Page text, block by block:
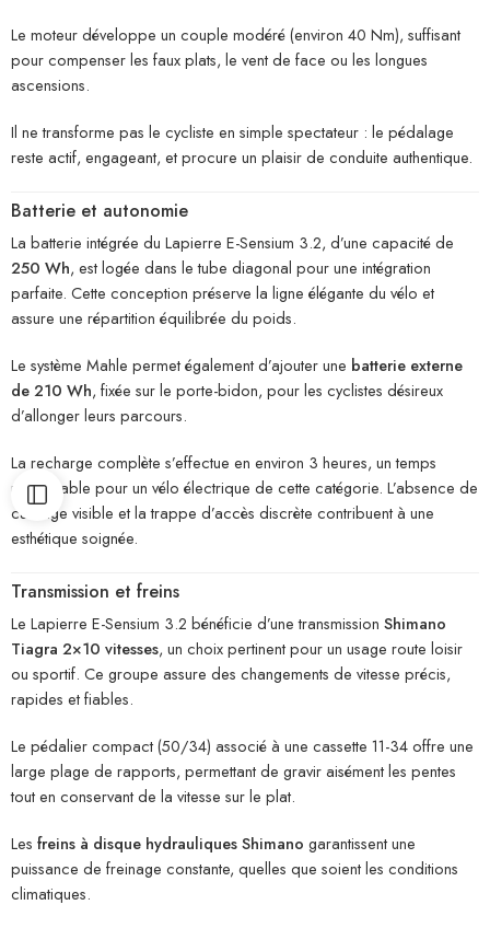
Le moteur développe un couple modéré (environ 40 Nm), suffisant
pour compenser les faux plats, le vent de face ou les longues
ascensions.
Il ne transforme pas le cycliste en simple spectateur : le pédalage
reste actif, engageant, et procure un plaisir de conduite authentique.
Batterie et autonomie
La batterie intégrée du Lapierre E-Sensium 3.2, d’une capacité de
250 Wh, est logée dans le tube diagonal pour une intégration
parfaite. Cette conception préserve la ligne élégante du vélo et
assure une répartition équilibrée du poids.
Le système Mahle permet également d’ajouter une batterie externe
de 210 Wh, fixée sur le porte-bidon, pour les cyclistes désireux
d’allonger leurs parcours.
La recharge complète s’effectue en environ 3 heures, un temps
raisonnable pour un vélo électrique de cette catégorie. L’absence de
câblage visible et la trappe d’accès discrète contribuent à une
esthétique soignée.
Transmission et freins
Le Lapierre E-Sensium 3.2 bénéficie d’une transmission Shimano
Tiagra 2×10 vitesses, un choix pertinent pour un usage route loisir
ou sportif. Ce groupe assure des changements de vitesse précis,
rapides et fiables.
Le pédalier compact (50/34) associé à une cassette 11-34 offre une
large plage de rapports, permettant de gravir aisément les pentes
tout en conservant de la vitesse sur le plat.
Les freins à disque hydrauliques Shimano garantissent une
puissance de freinage constante, quelles que soient les conditions
climatiques.